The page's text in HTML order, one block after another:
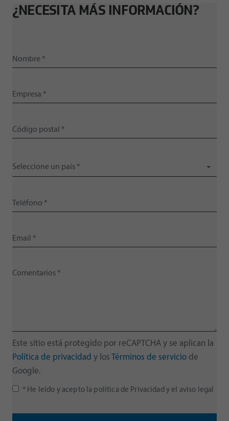
¿NECESITA MÁS INFORMACIÓN?
Seleccione un país *
Este sitio está protegido por reCAPTCHA y se aplican la
Política de privacidad y los Términos de servicio de
Google.
* He leído y acepto la política de Privacidad y el aviso legal